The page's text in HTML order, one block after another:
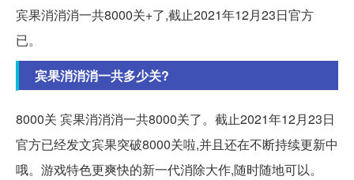
宾果消消消一共8000关+了,截止2021年12月23日官方
已。
宾果消消消一共多少关?
8000关 宾果消消消一共8000关了。截止2021年12月23日
官方已经发文宾果突破8000关啦,并且还在不断持续更新中
哦。游戏特色更爽快的新一代消除大作,随时随地可以。